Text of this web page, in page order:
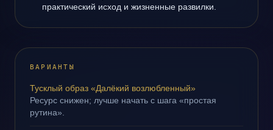
практический исход и жизненные развилки.
ВАРИАНТЫ
Тусклый образ «Далёкий возлюбленный»
Ресурс снижен; лучше начать с шага «простая
рутина».